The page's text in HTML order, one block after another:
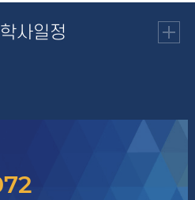
학사일정